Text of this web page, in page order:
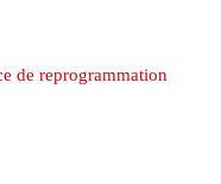
de reprogrammation